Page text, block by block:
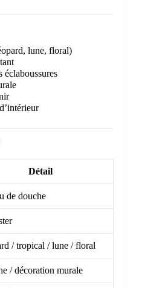
lune, floral)
Détail
de douche
/ tropical / lune / floral
/ décoration murale